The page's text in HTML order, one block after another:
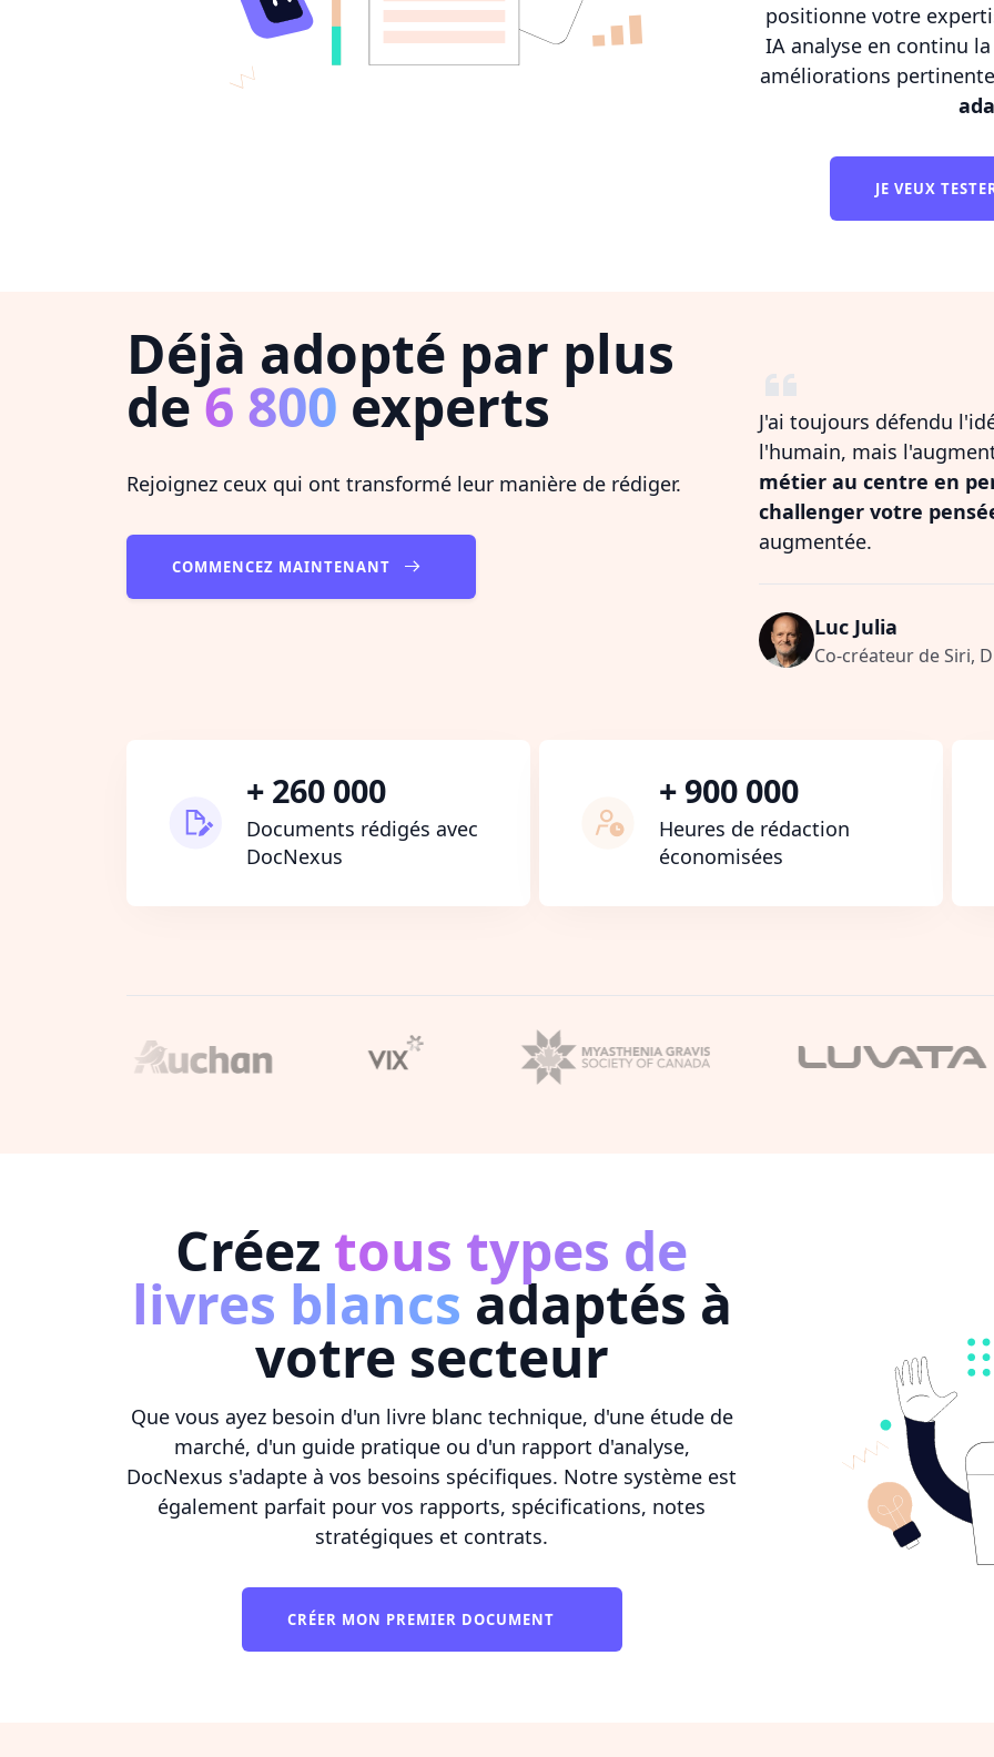
positionne votre
IA analyse en continu
améliorations
JE VEUX
Déjà adopté par plus
de6 800 experts
Rejoignez ceux qui ont transformé leur manière de rédiger.
COMMENCEZ MAINTENANT
J'ai toujours défendu
l'humain, mais
métier au centre en
challenger votre
augmentée.
Luc Julia
Co-créateur de Siri,
+ 260 000
Documents rédigés avec
DocNexus
+ 900 000
Heures de rédaction
économisées
Créez tous types de
livres blancs adaptés à
votre secteur
Que vous ayez besoin d'un livre blanc technique, d'une étude de
marché, d'un guide pratique ou d'un rapport d'analyse,
DocNexus s'adapte à vos besoins spécifiques. Notre système est
également parfait pour vos rapports, spécifications, notes
stratégiques et contrats.
CRÉER MON PREMIER DOCUMENT